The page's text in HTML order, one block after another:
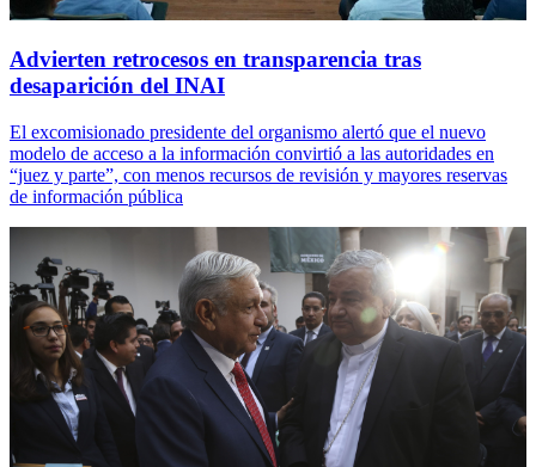
Advierten retrocesos en transparencia tras
desaparición del INAI
El excomisionado presidente del organismo alertó que el nuevo
modelo de acceso a la información convirtió a las autoridades en
“juez y parte”, con menos recursos de revisión y mayores reservas
de información pública